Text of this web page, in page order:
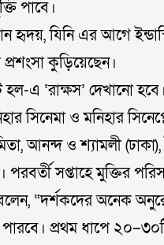
পাবে।
হৃদয়, যিনি এর আগে
কুড়িয়েছেন।
এ ‘রাক্ষস’ দেখানো
সিনেমা ও মনিহার
আনন্দ ও শ্যামলী
সপ্তাহে মুক্তির
“দর্শকদের অনেক
প্রথম ধাপে